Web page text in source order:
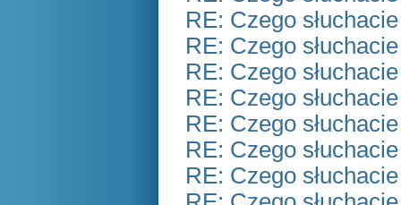
RE: Czego
RE: Czego
RE: Czego
RE: Czego
RE: Czego
RE: Czego
RE: Czego